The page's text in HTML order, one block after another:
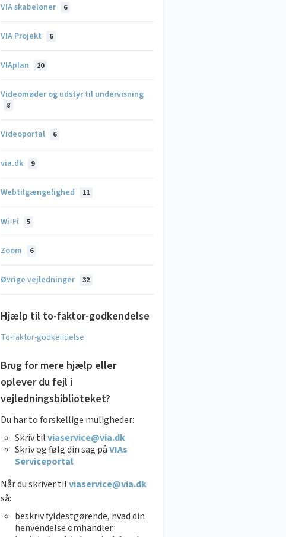
VIA skabeloner 6
VIA Projekt 6
VIAplan 20
Videomøder og udstyr til undervisning
8
Videoportal 6
via.dk 9
Webtilgængelighed 11
Wi-Fi 5
Zoom 6
Øvrige vejledninger 32
Hjælp til to-faktor-godkendelse
To-faktor-godkendelse
Brug for mere hjælp eller
oplever du fejl i
vejledningsbiblioteket?
Du har to forskellige muligheder:
Skriv tilviaservice@via.dk
Skriv og følg din sag påVIAs
Serviceportal
Når du skriver tilviaservice@via.dk
så:
beskriv fyldestgørende, hvad din
henvendelse omhandler.